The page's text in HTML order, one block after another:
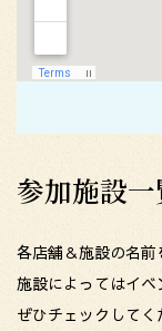
参加施設一
各店舗＆施設の名前
施設によってはイベ
ぜひチェックしてく